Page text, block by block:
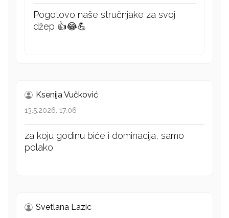
Pogotovo naše stručnjake za svoj
džep 👍😂💪
Ksenija Vučković
13.5.2026. 17:06
za koju godinu biće i dominacija, samo
polako
Svetlana Lazic